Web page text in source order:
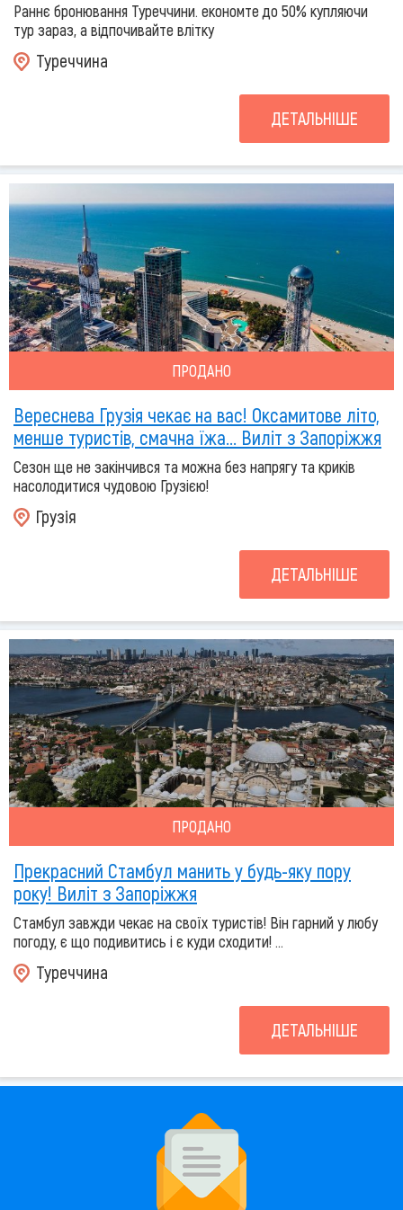
Раннє бронювання Туреччини. економте до 50% купляючи
тур зараз, а відпочивайте влітку
Туреччина
ДЕТАЛЬНІШЕ
ПРОДАНО
Вереснева Грузія чекає на вас! Оксамитове літо,
менше туристів, смачна їжа... Виліт з Запоріжжя
Сезон ще не закінчився та можна без напрягу та криків
насолодитися чудовою Грузією!
Грузія
ДЕТАЛЬНІШЕ
ПРОДАНО
Прекрасний Стамбул манить у будь-яку пору
року! Виліт з Запоріжжя
Стамбул завжди чекає на своїх туристів! Він гарний у любу
погоду, є що подивитись і є куди сходити! ...
Туреччина
ДЕТАЛЬНІШЕ